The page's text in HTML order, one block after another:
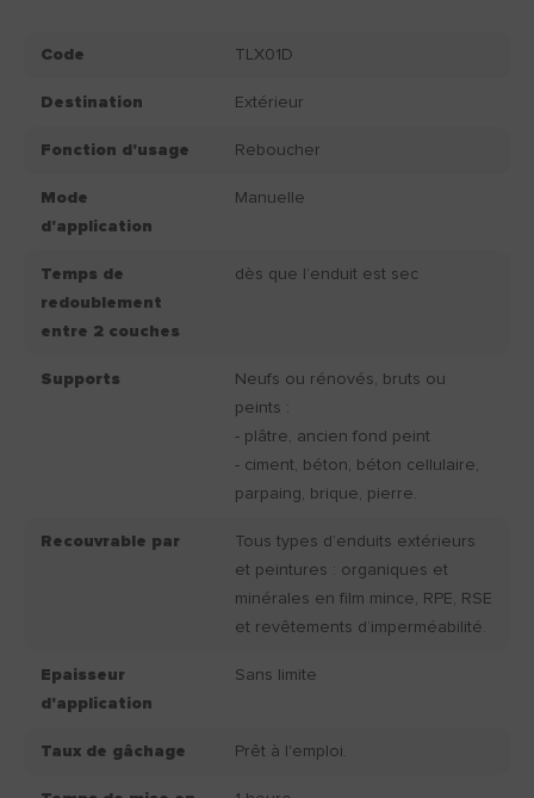
Code TLX01D
Destination Extérieur
Fonction d'usage Reboucher
Mode
d'application
Manuelle
Temps de
redoublement
entre 2 couches
dès que l’enduit est sec
Supports
Neufs ou rénovés, bruts ou
peints :
- plâtre, ancien fond peint
- ciment, béton, béton cellulaire,
parpaing, brique, pierre.
Recouvrable par
Tous types d’enduits extérieurs
et peintures : organiques et
minérales en film mince, RPE, RSE
et revêtements d’imperméabilité.
Epaisseur
d'application
Sans limite
Taux de gâchage Prêt à l'emploi.